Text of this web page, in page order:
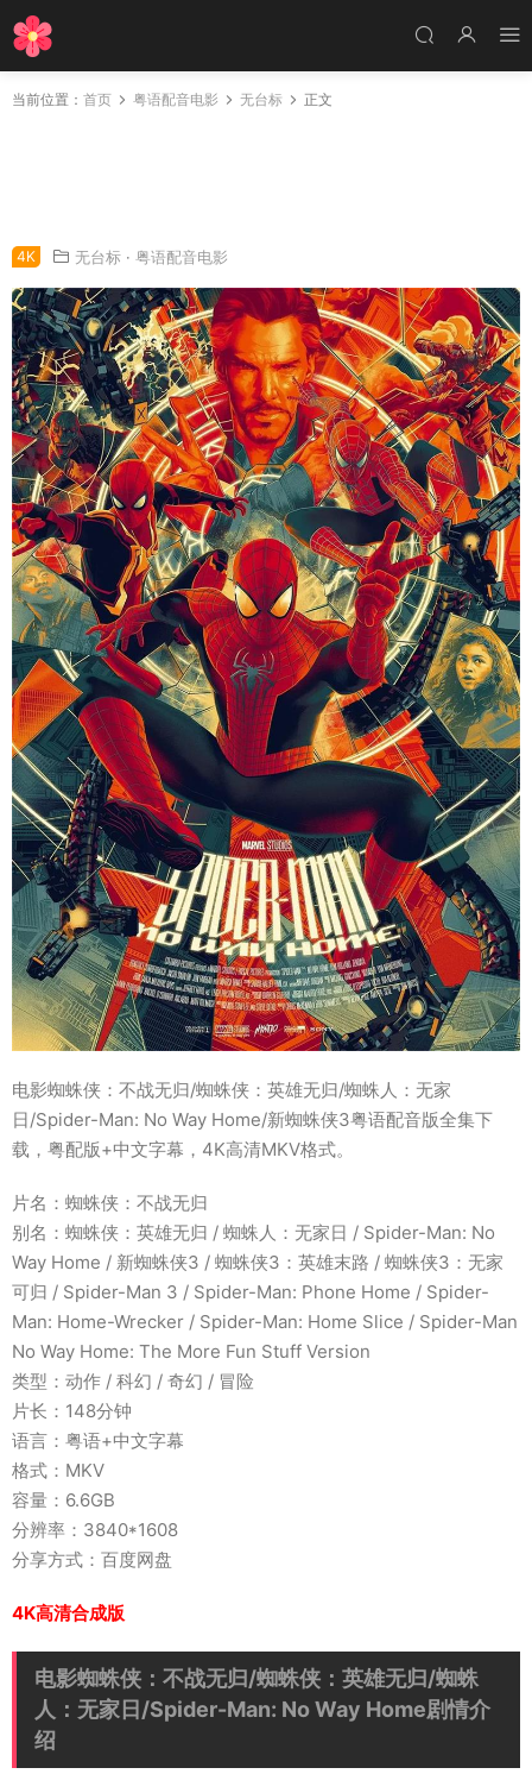
当前位置： 首页 粤语配音电影 无台标 正文
4K 无台标 · 粤语配音电影
电影蜘蛛侠：不战无归/蜘蛛侠：英雄无归/蜘蛛人：无家
日/Spider-Man: No Way Home/新蜘蛛侠3粤语配音版全集下
载，粤配版+中文字幕，4K高清MKV格式。
片名：蜘蛛侠：不战无归
别名：蜘蛛侠：英雄无归 / 蜘蛛人：无家日 / Spider-Man: No
Way Home / 新蜘蛛侠3 / 蜘蛛侠3：英雄末路 / 蜘蛛侠3：无家
可归 / Spider-Man 3 / Spider-Man: Phone Home / Spider-
Man: Home-Wrecker / Spider-Man: Home Slice / Spider-Man
No Way Home: The More Fun Stuff Version
类型：动作 / 科幻 / 奇幻 / 冒险
片长：148分钟
语言：粤语+中文字幕
格式：MKV
容量：6.6GB
分辨率：3840*1608
分享方式：百度网盘
4K高清合成版
电影蜘蛛侠：不战无归/蜘蛛侠：英雄无归/蜘蛛
人：无家日/Spider-Man: No Way Home剧情介
绍